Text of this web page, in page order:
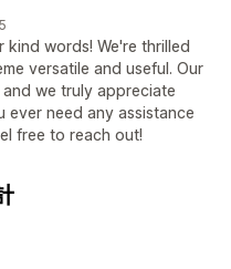
words! We're thrilled
versatile and useful. Our
we truly appreciate
ever need any assistance
free to reach out!